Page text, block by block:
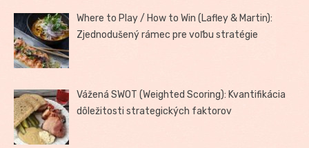
Where to Play / How to Win (Lafley & Martin):
Zjednodušený rámec pre voľbu stratégie
Vážená SWOT (Weighted Scoring): Kvantifikácia
dôležitosti strategických faktorov